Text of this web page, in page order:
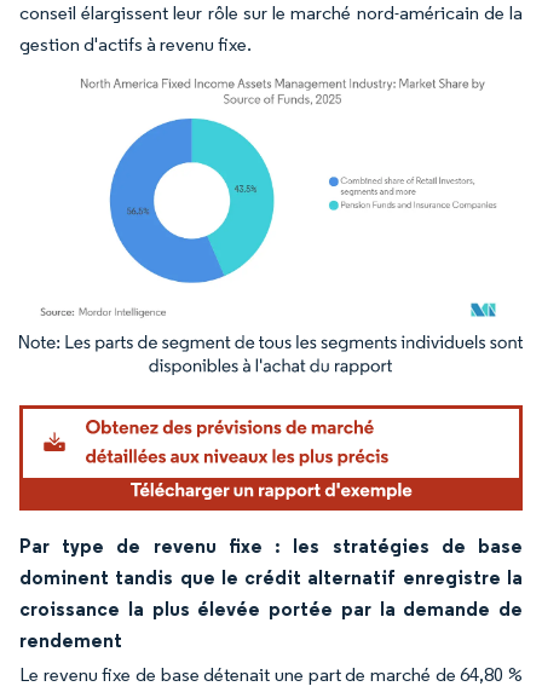
conseil élargissent leur rôle sur le marché nord-américain de la
gestion d'actifs à revenu fixe.
Image © Mordor Intelligence. La réutilisation nécessite une attribution sous CC BY
Par type de revenu fixe : les stratégies de base
dominent tandis que le crédit alternatif enregistre la
croissance la plus élevée portée par la demande de
rendement
Le revenu fixe de base détenait une part de marché de 64,80 %